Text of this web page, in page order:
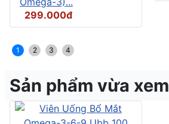
299.000đ
1 2 3 4
Sản phẩm vừa xem